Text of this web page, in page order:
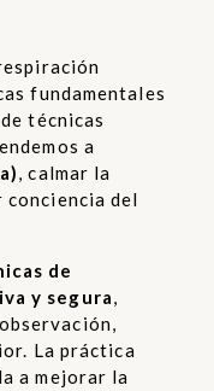
fundamentales
técnicas
a
, calmar la
conciencia del
de
y segura,
La práctica
a mejorar la